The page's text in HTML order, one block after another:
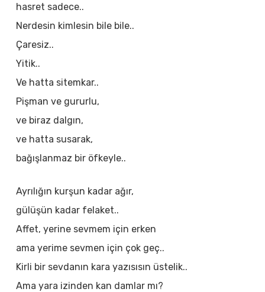
hasret sadece..
Nerdesin kimlesin bile bile..
Çaresiz..
Yitik..
Ve hatta sitemkar..
Pişman ve gururlu,
ve biraz dalgın,
ve hatta susarak,
bağışlanmaz bir öfkeyle..
Ayrılığın kurşun kadar ağır,
gülüşün kadar felaket..
Affet, yerine sevmem için erken
ama yerime sevmen için çok geç..
Kirli bir sevdanın kara yazısısın üstelik..
Ama yara izinden kan damlar mı?